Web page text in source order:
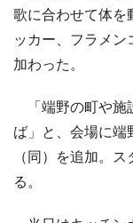
歌に合わせて体を
ッカー、フラメン
加わった。
「端野の町や施
ば」と、会場に端
（同）を追加。
る。